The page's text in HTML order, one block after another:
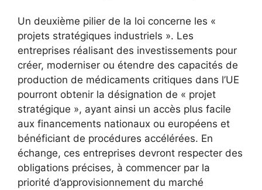
Un deuxième pilier de la loi concerne les «
projets stratégiques industriels ». Les
entreprises réalisant des investissements pour
créer, moderniser ou étendre des capacités de
production de médicaments critiques dans l’UE
pourront obtenir la désignation de « projet
stratégique », ayant ainsi un accès plus facile
aux financements nationaux ou européens et
bénéficiant de procédures accélérées. En
échange, ces entreprises devront respecter des
obligations précises, à commencer par la
priorité d’approvisionnement du marché